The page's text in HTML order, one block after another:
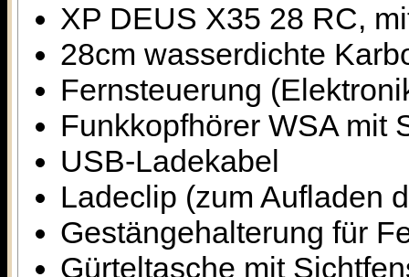
XP DEUS X35 28 RC,
28cm wasserdichte
Fernsteuerung
Funkkopfhörer WSA mit
USB-Ladekabel
Ladeclip (zum Aufladen
Gestängehalterung für
Gürteltasche mit